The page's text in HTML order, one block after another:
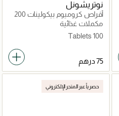
نوتريشونل
أقراص كروميوم بيكولينات 200
ميكروغرام
مكملات غذائية
100 Tablets
حصرياً عبر المتجر الإلكتروني